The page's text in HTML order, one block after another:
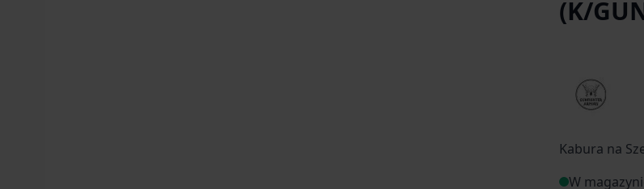
(K/
Kabura na
W